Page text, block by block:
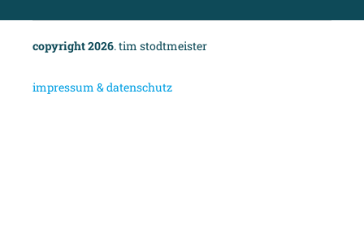
copyright 2026. tim stodtmeister
impressum & datenschutz